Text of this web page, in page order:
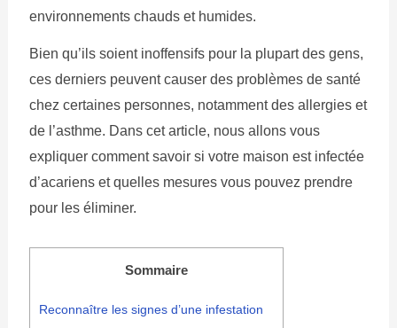
environnements chauds et humides.
Bien qu’ils soient inoffensifs pour la plupart des gens,
ces derniers peuvent causer des problèmes de santé
chez certaines personnes, notamment des allergies et
de l’asthme. Dans cet article, nous allons vous
expliquer comment savoir si votre maison est infectée
d’acariens et quelles mesures vous pouvez prendre
pour les éliminer.
Sommaire
Reconnaître les signes d’une infestation